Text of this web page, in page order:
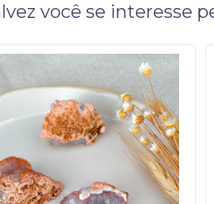
você se interesse